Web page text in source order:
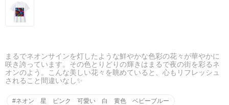
まるでネオンサインを灯したような鮮やかな色彩の花々が華やかに
咲き誇っています。その色とりどりの輝きはまるで夜の街を彩るネ
オンのよう。こんな美しい花々を眺めていると、心もリフレッシュ
されること間違いなし✨
#ネオン 星 ピンク 可愛い 白 黄色 ベビーブルー